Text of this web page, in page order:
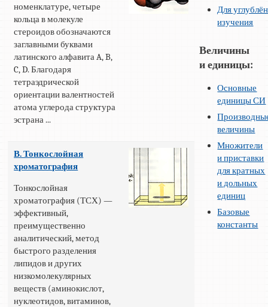
номенклатуре, четыре
кольца в молекуле
стероидов обозначаются
заглавными буквами
латинского алфавита A, B,
C, D. Благодаря
тетраэдрической
ориентации валентностей
атома углерода структура
эстрана ...
В. Тонкослойная
хроматография
Тонкослойная
хроматография (ТСХ) —
эффективный,
преимущественно
аналитический, метод
быстрого разделения
липидов и других
низкомолекулярных
веществ (аминокислот,
нуклеотидов, витаминов,
Для
изучения
Величины
и единицы:
Основные
единицы СИ
величины
Множители
и приставки
для кратных
и дольных
единиц
Базовые
константы